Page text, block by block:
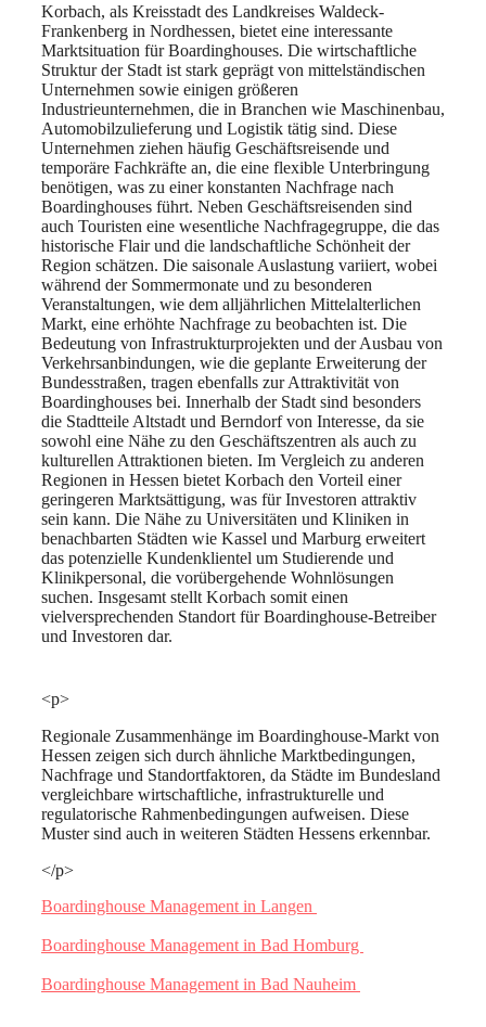
Korbach, als Kreisstadt des Landkreises Waldeck-
Frankenberg in Nordhessen, bietet eine interessante
Marktsituation für Boardinghouses. Die wirtschaftliche
Struktur der Stadt ist stark geprägt von mittelständischen
Unternehmen sowie einigen größeren
Industrieunternehmen, die in Branchen wie Maschinenbau,
Automobilzulieferung und Logistik tätig sind. Diese
Unternehmen ziehen häufig Geschäftsreisende und
temporäre Fachkräfte an, die eine flexible Unterbringung
benötigen, was zu einer konstanten Nachfrage nach
Boardinghouses führt. Neben Geschäftsreisenden sind
auch Touristen eine wesentliche Nachfragegruppe, die das
historische Flair und die landschaftliche Schönheit der
Region schätzen. Die saisonale Auslastung variiert, wobei
während der Sommermonate und zu besonderen
Veranstaltungen, wie dem alljährlichen Mittelalterlichen
Markt, eine erhöhte Nachfrage zu beobachten ist. Die
Bedeutung von Infrastrukturprojekten und der Ausbau von
Verkehrsanbindungen, wie die geplante Erweiterung der
Bundesstraßen, tragen ebenfalls zur Attraktivität von
Boardinghouses bei. Innerhalb der Stadt sind besonders
die Stadtteile Altstadt und Berndorf von Interesse, da sie
sowohl eine Nähe zu den Geschäftszentren als auch zu
kulturellen Attraktionen bieten. Im Vergleich zu anderen
Regionen in Hessen bietet Korbach den Vorteil einer
geringeren Marktsättigung, was für Investoren attraktiv
sein kann. Die Nähe zu Universitäten und Kliniken in
benachbarten Städten wie Kassel und Marburg erweitert
das potenzielle Kundenklientel um Studierende und
Klinikpersonal, die vorübergehende Wohnlösungen
suchen. Insgesamt stellt Korbach somit einen
vielversprechenden Standort für Boardinghouse-Betreiber
und Investoren dar.
<p>
Regionale Zusammenhänge im Boardinghouse-Markt von
Hessen zeigen sich durch ähnliche Marktbedingungen,
Nachfrage und Standortfaktoren, da Städte im Bundesland
vergleichbare wirtschaftliche, infrastrukturelle und
regulatorische Rahmenbedingungen aufweisen. Diese
Muster sind auch in weiteren Städten Hessens erkennbar.
</p>
Boardinghouse Management in Langen
Boardinghouse Management in Bad Homburg
Boardinghouse Management in Bad Nauheim